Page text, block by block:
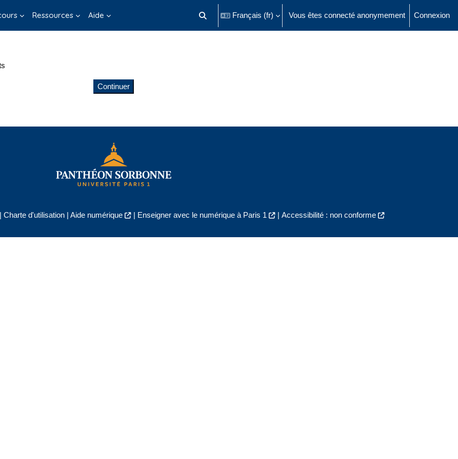
Ressources Aide Activer/désactiver la saisie de recherche
Français ‎(fr)‎ Vous êtes connecté anonymement Connexion
Continuer
Charte d'utilisation| Aide numérique | Enseigner avec le numérique à Paris 1 | Accessibilité : non conforme